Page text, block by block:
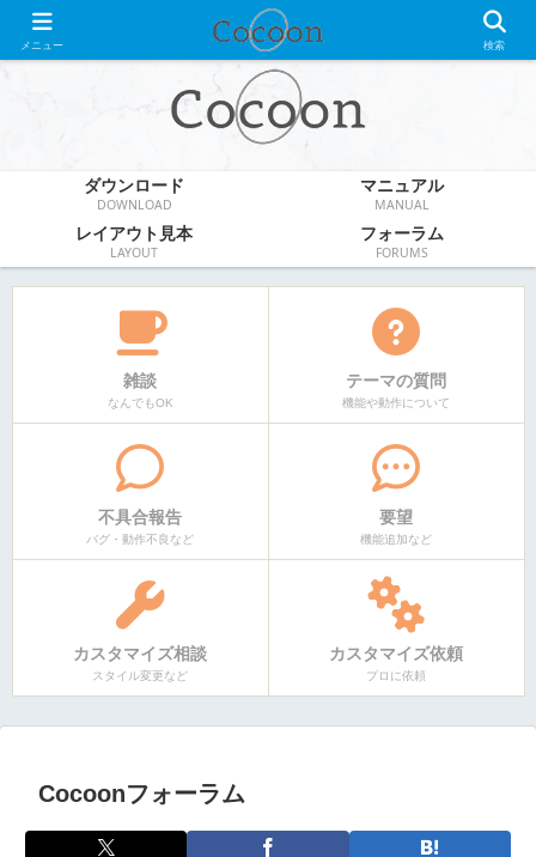
WordPress無料テーマ
ダウンロード
DOWNLOAD
マニュアル
MANUAL
レイアウト見本
LAYOUT
フォーラム
FORUMS
雑談
なんでもOK
テーマの質問
機能や動作について
不具合報告
バグ・動作不良など
要望
機能追加など
カスタマイズ相談
スタイル変更など
カスタマイズ依頼
プロに依頼
Cocoonフォーラム
メニュー 検索